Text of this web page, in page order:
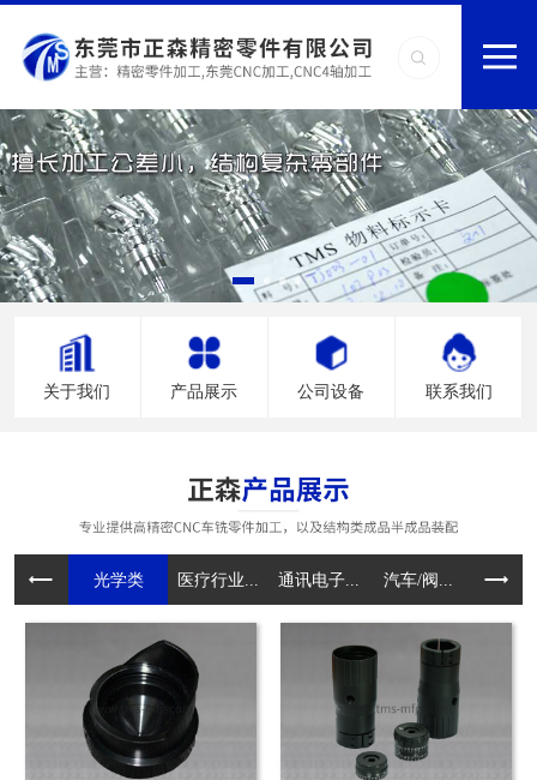
关于我们 产品展示 公司设备 联系我们
光学类 医疗行业... 通讯电子... 汽车/阀... 电动工